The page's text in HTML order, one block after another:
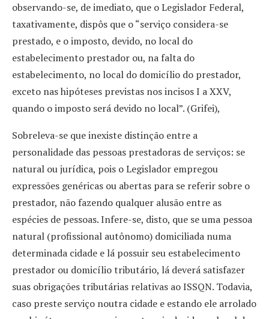
observando-se, de imediato, que o Legislador Federal,
taxativamente, dispôs que o “serviço considera-se
prestado, e o imposto, devido, no local do
estabelecimento prestador ou, na falta do
estabelecimento, no local do domicílio do prestador,
exceto nas hipóteses previstas nos incisos I a XXV,
quando o imposto será devido no local”. (Grifei),
Sobreleva-se que inexiste distinção entre a
personalidade das pessoas prestadoras de serviços: se
natural ou jurídica, pois o Legislador empregou
expressões genéricas ou abertas para se referir sobre o
prestador, não fazendo qualquer alusão entre as
espécies de pessoas. Infere-se, disto, que se uma pessoa
natural (profissional autônomo) domiciliada numa
determinada cidade e lá possuir seu estabelecimento
prestador ou domicílio tributário, lá deverá satisfazer
suas obrigações tributárias relativas ao ISSQN. Todavia,
caso preste serviço noutra cidade e estando ele arrolado